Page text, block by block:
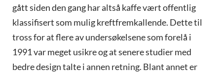
gått siden den gang har altså kaffe vært offentlig
klassifisert som mulig kreftfremkallende. Dette til
tross for at flere av undersøkelsene som forelå i
1991 var meget usikre og at senere studier med
bedre design talte i annen retning. Blant annet er